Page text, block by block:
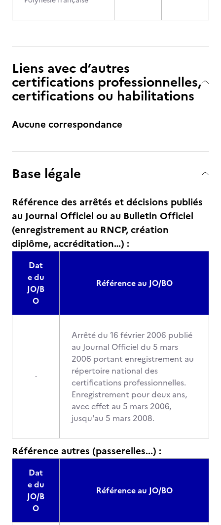
Liens avec d’autres
certifications professionnelles,
certifications ou habilitations
Aucune correspondance
Base légale
Référence des arrêtés et décisions publiés
au Journal Officiel ou au Bulletin Officiel
(enregistrement au RNCP, création
diplôme, accréditation…) :
Dat
e du
JO/B
O
Référence au JO/BO
-
Arrêté du 16 février 2006 publié
au Journal Officiel du 5 mars
2006 portant enregistrement au
répertoire national des
certifications professionnelles.
Enregistrement pour deux ans,
avec effet au 5 mars 2006,
jusqu'au 5 mars 2008.
Référence autres (passerelles...) :
Dat
e du
JO/B
O
Référence au JO/BO